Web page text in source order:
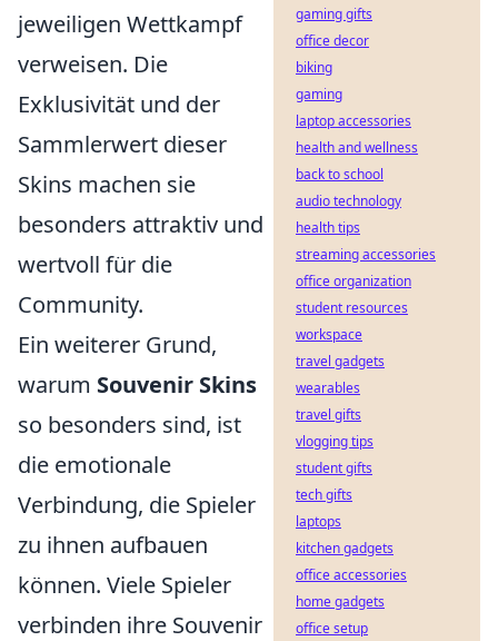
jeweiligen Wettkampf
verweisen. Die
Exklusivität und der
Sammlerwert dieser
Skins machen sie
besonders attraktiv und
wertvoll für die
Community.
Ein weiterer Grund,
warum Souvenir Skins
so besonders sind, ist
die emotionale
Verbindung, die Spieler
zu ihnen aufbauen
können. Viele Spieler
verbinden ihre Souvenir
gaming gifts
office decor
biking
gaming
laptop accessories
health and wellness
back to school
audio technology
health tips
streaming accessories
office organization
student resources
workspace
travel gadgets
wearables
travel gifts
vlogging tips
student gifts
tech gifts
laptops
kitchen gadgets
office accessories
home gadgets
office setup